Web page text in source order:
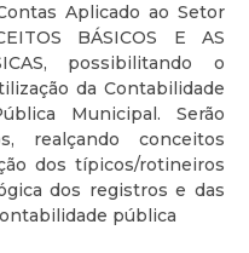
Aplicado ao Setor
BÁSICOS E AS
possibilitando o
da Contabilidade
Municipal. Serão
realçando conceitos
dos típicos/rotineiros
dos registros e das
pública